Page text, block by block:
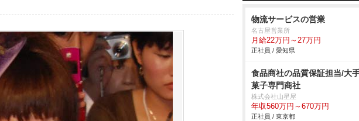
物流サービスの営業
名古屋営業所
月給22万円～27万円
正社員 / 愛知県
食品商社の品質保証担当/大
菓子専門商社
株式会社山星屋
年収560万円～670万円
正社員 / 東京都